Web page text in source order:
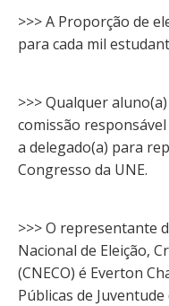
>>> A Proporção de
para cada mil
>>> Qualquer
comissão
a delegado(a) para
Congresso da UNE.
>>> O representante
Nacional de Eleição,
(CNECO) é Everton
Públicas de Juventude